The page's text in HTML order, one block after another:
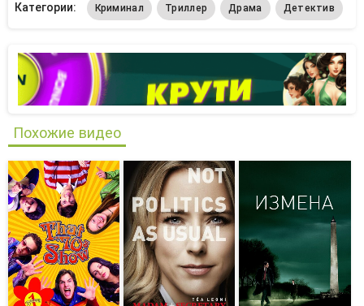
Категории:
Криминал Триллер Драма Детектив
Похожие видео